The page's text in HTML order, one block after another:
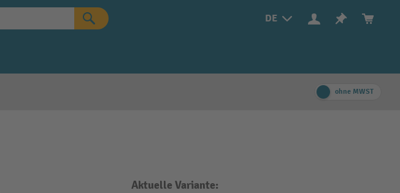
DE
ohne MWST
Aktuelle Variante: